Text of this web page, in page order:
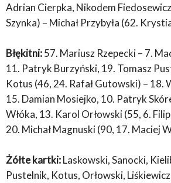
Adrian Cierpka, Nikodem
Szynka) – Michał Przybyła (62.
Błękitni:57. Mariusz Rzepecki – 7.
11. Patryk Burzyński, 19. Tomasz
Kotus (46, 24. Rafał Gutowski) – 18.
15. Damian Mosiejko, 10. Patryk
Włóka, 13. Karol Orłowski (55, 6.
20. Michał Magnuski (90, 17. Maciej
Żółte kartki:Laskowski, Sanocki,
Pustelnik, Kotus, Orłowski,